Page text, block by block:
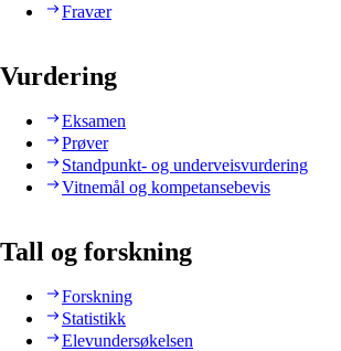
Fravær
Vurdering
Eksamen
Prøver
Standpunkt- og underveisvurdering
Vitnemål og kompetansebevis
Tall og forskning
Forskning
Statistikk
Elevundersøkelsen